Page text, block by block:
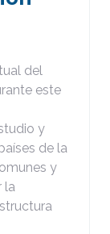
del
este
y
de la
y
la